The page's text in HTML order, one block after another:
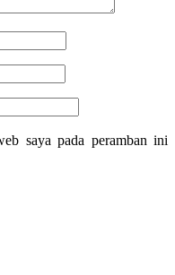
saya pada peramban ini